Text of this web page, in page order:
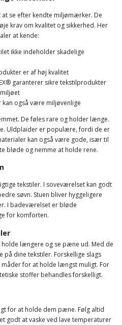
se efter kendte miljømærker. De
krav om kvalitet og sikkerhed. Her
at kende:
ikke indeholder skadelige
er af høj kvalitet
garanterer sikre tekstilprodukter
kan også være miljøvenlige
De føles rare og holder længe.
Uldplaider er populære, fordi de er
kan også være gode, især til
bløde og nemme at holde rene.
tekstiler. I soveværelset kan godt
søvn. Stuen bliver hyggeligere
I badeværelset er bløde
for komforten.
længere og se pæne ud. Med de
på dine tekstiler. Forskellige slags
for at holde længst muligt. For
stoffer behandles forskelligt.
for at holde dem pæne. Følg altid
godt at vaske ved lave temperaturer